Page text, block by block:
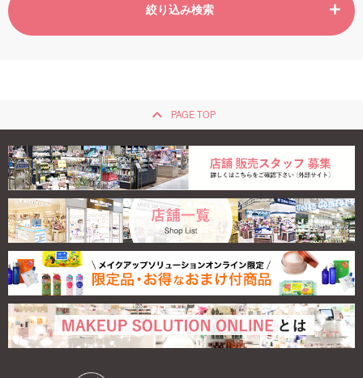
ログイン・新規会員登録
絞り込み検索
keyboard_arrow_up PAGE TOP